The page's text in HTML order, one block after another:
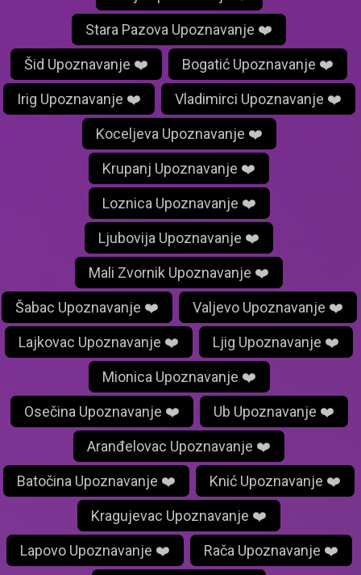
Stara Pazova Upoznavanje ❤️
Šid Upoznavanje ❤️ Bogatić Upoznavanje ❤️
Irig Upoznavanje ❤️ Vladimirci Upoznavanje ❤️
Koceljeva Upoznavanje ❤️
Krupanj Upoznavanje ❤️
Loznica Upoznavanje ❤️
Ljubovija Upoznavanje ❤️
Mali Zvornik Upoznavanje ❤️
Šabac Upoznavanje ❤️ Valjevo Upoznavanje ❤️
Lajkovac Upoznavanje ❤️ Ljig Upoznavanje ❤️
Mionica Upoznavanje ❤️
Osečina Upoznavanje ❤️ Ub Upoznavanje ❤️
Aranđelovac Upoznavanje ❤️
Batočina Upoznavanje ❤️ Knić Upoznavanje ❤️
Kragujevac Upoznavanje ❤️
Lapovo Upoznavanje ❤️ Rača Upoznavanje ❤️